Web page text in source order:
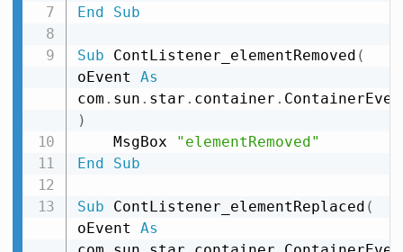
End
Sub
Sub ContListener_elementRemoved (
oEvent As
com . sun . star . container .
)
    MsgBox
"elementRemoved"
End
Sub
Sub ContListener_elementReplaced (
oEvent As